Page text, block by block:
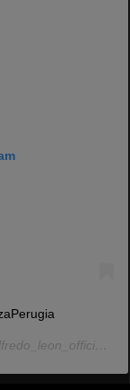
on Nov 25, 2019 at 1:20am PST